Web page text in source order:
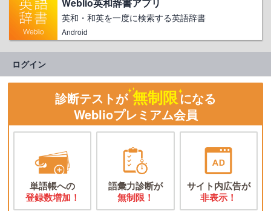
Weblio英和辞書アプリ
英和・和英を一度に検索する英語辞書
Android
ログイン
診断テストが 無制限になる
Weblioプレミアム会員
単語帳への
登録数増加！
語彙力診断が
無制限！
サイト内広告が
非表示！